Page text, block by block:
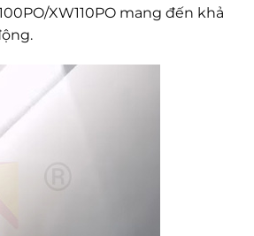
XW110PO mang đến khả